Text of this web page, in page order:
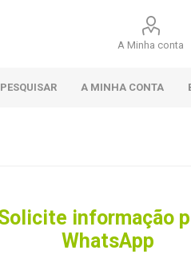
A Minha conta
PESQUISAR A MINHA CONTA
informação
WhatsApp